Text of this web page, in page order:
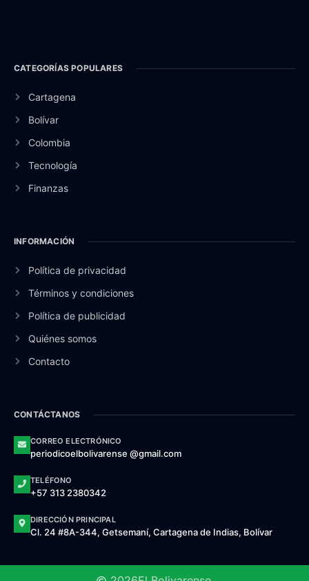
CATEGORÍAS POPULARES
Cartagena
Bolívar
Colombia
Tecnología
Finanzas
INFORMACIÓN
Política de privacidad
Términos y condiciones
Política de publicidad
Quiénes somos
Contacto
CONTÁCTANOS
CORREO ELECTRÓNICO
periodicoelbolivarense @gmail.com
TELÉFONO
+57 313 2380342
DIRECCIÓN PRINCIPAL
Cl. 24 #8A-344, Getsemaní, Cartagena de Indias, Bolívar